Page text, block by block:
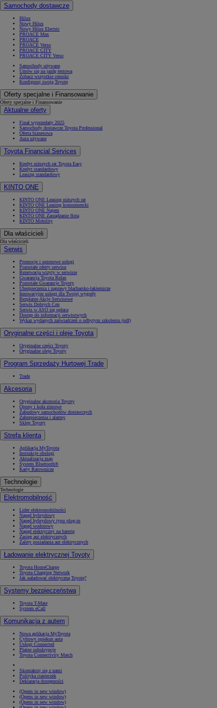
Samochody dostawcze
Hilux
Nowy Hilux
Nowy Hilux Electric
PROACE Max
PROACE
PROACE Verso
PROACE CITY
PROACE CITY Verso
Samochody używane
Umów się na jazdę testową
Zobacz wszystkie cenniki
Konfiguruj swoją Toyotę
Oferty specjalne i Finansowanie
Oferty specjalne i Finansowanie
Aktualne oferty
Finał wyprzedaży 2025
Samochody dostawcze Toyota Professional
Oferta biznesowa
Auta używane
Toyota Financial Services
Kredyt niższych rat Toyota Easy
Kredyt standardowy
Leasing standardowy
KINTO ONE
KINTO ONE Leasing niższych rat
KINTO ONE Leasing konsumencki
KINTO ONE Najem
KINTO ONE Zarządzanie flotą
KINTO Mobility
Dla właścicieli
Dla właścicieli
Serwis
Promocje i sezonowe usługi
Pozostałe oferty serwisu
Rezerwacja wizyty w serwisie
Gwarancja Toyota Relax
Pozostałe Gwarancje Toyoty
Ubezpieczenia i naprawy blacharsko-lakiernicze
Innowacyjne usługi dla Twojej wygody
Bezpłatne Akcje Serwisowe
Serwis Dobrych Cen
Serwis w ASO się opłaca
Dostęp do informacji serwisowych
Wykaz wydanych zaświadczeń o odbytym szkoleniu (pdf)
Oryginalne części i oleje Toyota
Oryginalne części Toyoty
Oryginalne oleje Toyoty
Program Sprzedaży Hurtowej Trade
Trade
Akcesoria
Oryginalne akcesoria Toyoty
Opony i koła zimowe
Zabudowy samochodów dostawczych
Zabezpieczenia i alarmy
Sklep Toyoty
Strefa klienta
Aplikacja MyToyota
Instrukcje obsługi
Aktualizacja map
System Bluetooth®
Karty Ratownicze
Technologie
Technologie
Elektromobilność
Lider elektromobilności
Napęd hybrydowy
Napęd hybrydowy typu plug-in
Napęd wodorowy
Napęd elektryczny na baterię
Zasięg aut elektrycznych
Zalety posiadania aut elektrycznych
Ładowanie elektrycznej Toyoty
Toyota HomeCharge
Toyota Charging Network
Jak naładować elektryczną Toyotę?
Systemy bezpieczeństwa
Toyota T-Mate
System eCall
Komunikacja z autem
Nowa aplikacja MyToyota
Cyfrowy opiekun auta
Usługi Connected
Płatne subskrypcje
Toyota Connectivity Match
Skontaktuj się z nami
Polityka ciasteczek
Deklaracja dostępności
(Opens in new window)
(Opens in new window)
(Opens in new window)